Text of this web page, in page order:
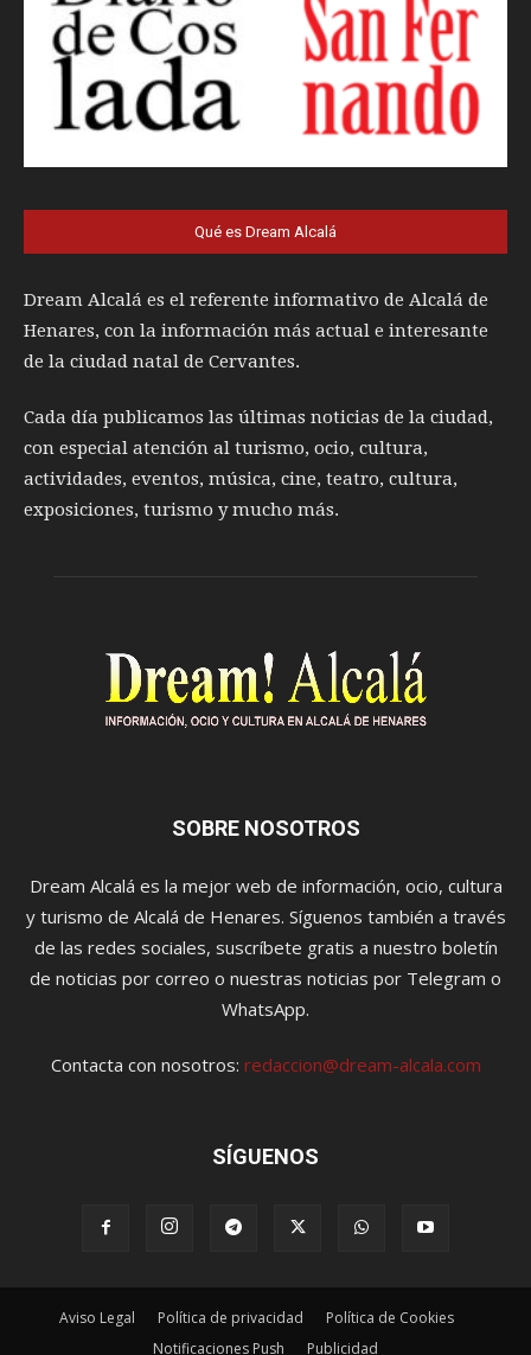
Qué es Dream Alcalá
Dream Alcalá es el referente informativo de Alcalá de
Henares, con la información más actual e interesante
de la ciudad natal de Cervantes.
Cada día publicamos las últimas noticias de la ciudad,
con especial atención al turismo, ocio, cultura,
actividades, eventos, música, cine, teatro, cultura,
exposiciones, turismo y mucho más.
SOBRE NOSOTROS
Dream Alcalá es la mejor web de información, ocio, cultura
y turismo de Alcalá de Henares. Síguenos también a través
de las redes sociales, suscríbete gratis a nuestro boletín
de noticias por correo o nuestras noticias por Telegram o
WhatsApp.
Contacta con nosotros: redaccion@dream-alcala.com
SÍGUENOS
Aviso Legal Política de privacidad
Política de Cookies
Notificaciones Push
Publicidad